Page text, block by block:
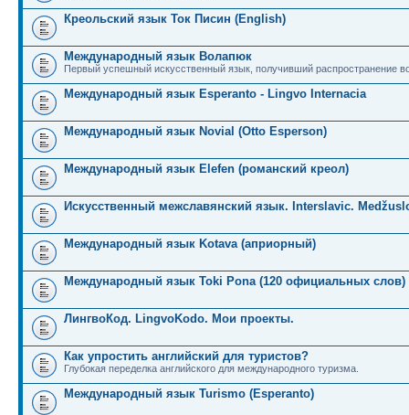
Креольский язык Ток Писин (English)
Международный язык Волапюк
Первый успешный искусственный язык, получивший распространение
Международный язык Esperanto - Lingvo Internacia
Международный язык Novial (Otto Esperson)
Международный язык Elefen (романский креол)
Искусственный межславянский язык. Interslavic.
Международный язык Kotava (априорный)
Международный язык Toki Pona (120 официальных слов)
ЛингвоКод. LingvoKodo. Мои проекты.
Как упростить английский для туристов?
Глубокая переделка английского для международного туризма.
Международный язык Turismo (Esperanto)